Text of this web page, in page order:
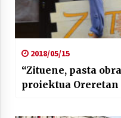
2018/05/15
“Zituene, pasta
proiektua Oreretan